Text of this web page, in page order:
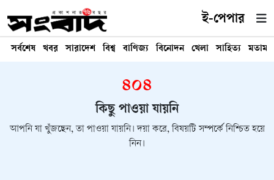
ই-পেপার
সর্বশেষ খবর সারাদেশ বিশ্ব বাণিজ্য বিনোদন খেলা সাহিত্য মতামত
৪০৪
কিছু পাওয়া যায়নি
আপনি যা খুঁজছেন, তা পাওয়া যায়নি। দয়া করে, বিষয়টি সম্পর্কে নিশ্চিত হয়ে
নিন।